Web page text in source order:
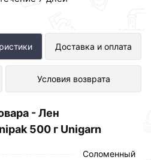
Доставка и оплата
Условия возврата
Unipak 500 г
в интернет-
по отличной
- Лен
500 г Unigarn
Соломенный